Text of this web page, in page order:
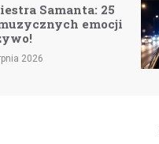
Samanta: 25
emocji
2026